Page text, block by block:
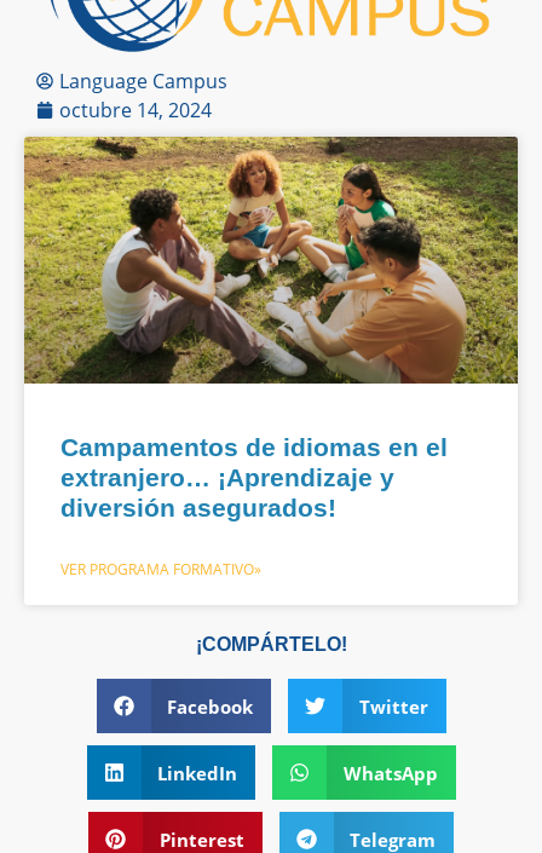
Language Campus
octubre 14, 2024
Campamentos de idiomas en el
extranjero… ¡Aprendizaje y
diversión asegurados!
VER PROGRAMA FORMATIVO»
¡COMPÁRTELO!
Facebook Twitter
LinkedIn WhatsApp
Pinterest Telegram